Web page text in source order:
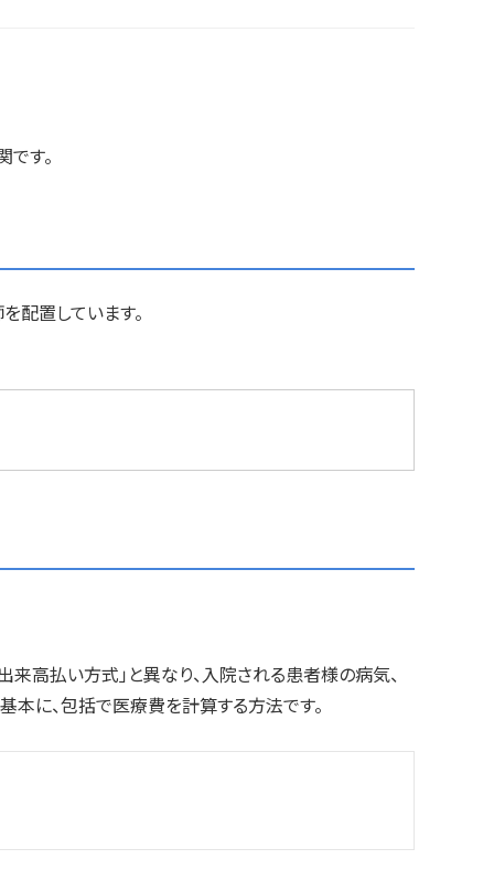
す。
配置しています。
高払い方式」と異なり、入院される患者様の病気、
に、包括で医療費を計算する方法です。